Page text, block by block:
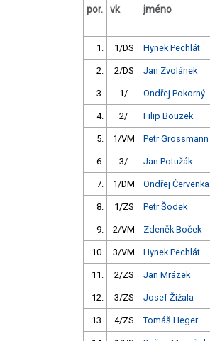
por. vk jméno
1. 1/DS Hynek Pechlát
2. 2/DS Jan Zvolánek
3. 1/ Ondřej Pokorný
4. 2/ Filip Bouzek
5. 1/VM Petr Grossmann
6. 3/ Jan Potužák
7. 1/DM Ondřej Červenka
8. 1/ZS Petr Šodek
9. 2/VM Zdeněk Boček
10. 3/VM Hynek Pechlát
11. 2/ZS Jan Mrázek
12. 3/ZS Josef Žížala
13. 4/ZS Tomáš Heger